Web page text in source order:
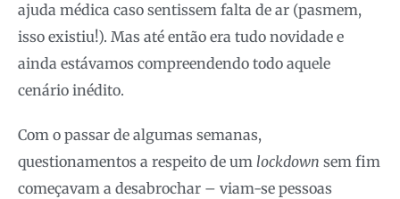
ajuda médica caso sentissem falta de ar (pasmem,
isso existiu!). Mas até então era tudo novidade e
ainda estávamos compreendendo todo aquele
cenário inédito.
Com o passar de algumas semanas,
questionamentos a respeito de um lockdown sem fim
começavam a desabrochar – viam-se pessoas